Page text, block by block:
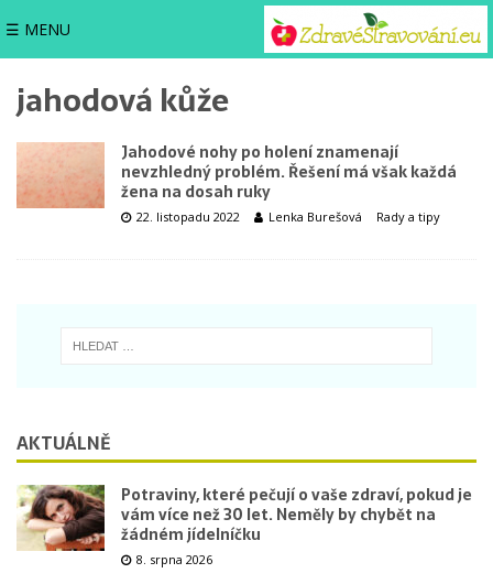
☰ MENU
jahodová kůže
Jahodové nohy po holení znamenají
nevzhledný problém. Řešení má však každá
žena na dosah ruky
22. listopadu 2022 Lenka Burešová Rady a tipy
AKTUÁLNĚ
Potraviny, které pečují o vaše zdraví, pokud je
vám více než 30 let. Neměly by chybět na
žádném jídelníčku
8. srpna 2026